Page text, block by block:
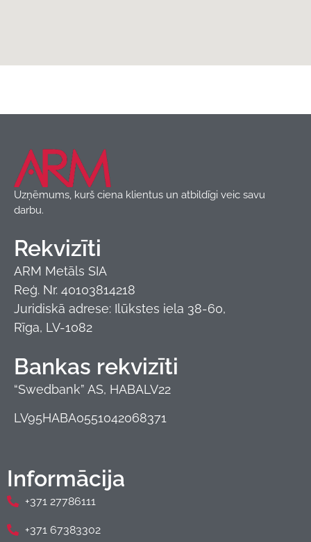
Uzņēmums, kurš ciena klientus un atbildīgi veic savu
darbu.
Rekvizīti
ARM Metāls SIA
Reģ. Nr. 40103814218
Juridiskā adrese: Ilūkstes iela 38-60,
Rīga, LV-1082
Bankas rekvizīti
“Swedbank” AS, HABALV22
LV95HABA0551042068371
Informācija
+371 27786111
+371 67383302